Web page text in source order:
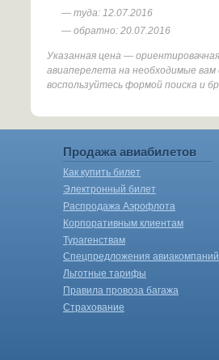
— туда: 12.07.2016
— обратно: 20.07.2016
Указанная цена —
авиаперелета на необходимые
воспользуйтесь формой поиска и
Продажа авиабилетов
Как купить билет
Электронный билет
Распродажа Аэрофлота
Корпоративным клиентам
Турагенствам
Спецпредложения авиакомпаний
Льготные тарифы
Правила провоза багажа
Страхование